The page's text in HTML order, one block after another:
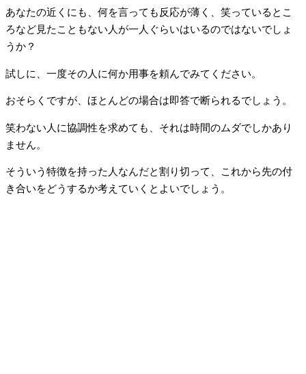
あなたの近くにも、何を言っても反応が薄く、笑っているとこ
ろなど見たこともない人が一人ぐらいはいるのではないでしょ
うか？
試しに、一度その人に何か用事を頼んでみてください。
おそらくですが、ほとんどの場合は即答で断られるでしょう。
笑わない人に協調性を求めても、それは時間のムダでしかあり
ません。
そういう特徴を持った人なんだと割り切って、これから先の付
き合いをどうするか考えていくとよいでしょう。